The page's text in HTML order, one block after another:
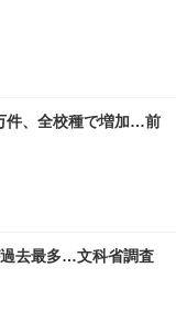
件、全校種で増加…前
去最多…文科省調査